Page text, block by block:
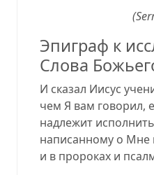
Эпиграф к
Слова
И сказал Иисус
чем Я вам говорил,
надлежит
написанному о Мне
и в пророках и